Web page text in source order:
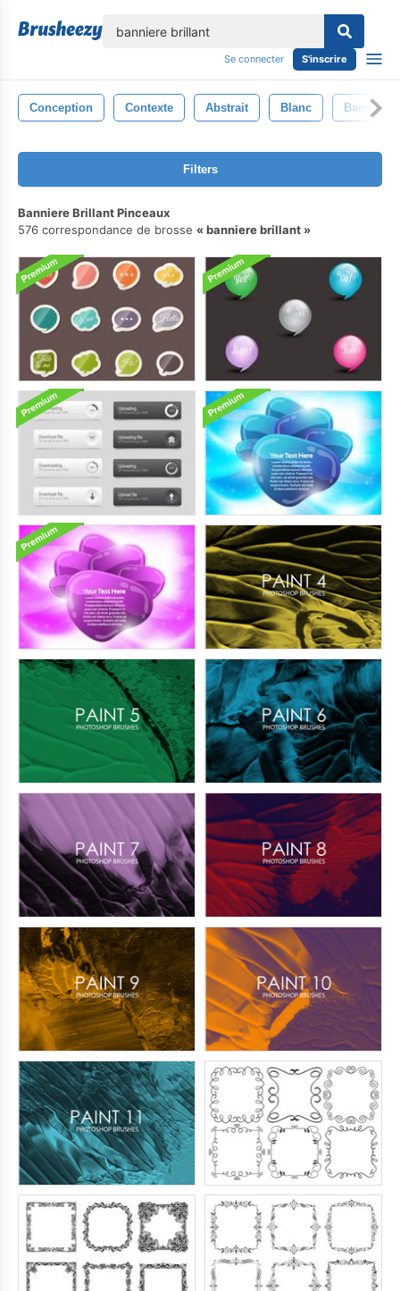
Se connecter S'inscrire
Conception Contexte Abstrait Blanc Bannière
Filters
Banniere Brillant Pinceaux
576 correspondance de brosse
banniere brillant